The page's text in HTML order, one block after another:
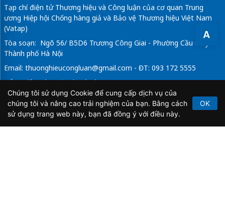
A
Tạp chí điện tử Thương hiệu và Công luận của cơ quan Trung
ương Hiệp hội Chống hàng giả và Bảo vệ Thương hiệu Việt Nam
(Vatap)
Tòa soạn: Ngõ 56/ B5D6 Trương Công Giai - Phường Cầu Giấy -
Thành phố Hà Nội
Email: thuonghieucongluan@gmail.com - ĐT: 093 172 5555
Tổng Biên Tập: Vũ Đức Thuận
Giấy phép hoạt động báo chí điện tử số 64/GP-BTTTT do Bộ
Thông tin và Truyền thông cấp ngày 21/2/2020.
Chúng tôi sử dụng Cookie để cung cấp dịch vụ của
chúng tôi và nâng cao trải nghiệm của bạn. Bằng cách
sử dụng trang web này, bạn đã đồng ý với điều này.
OK